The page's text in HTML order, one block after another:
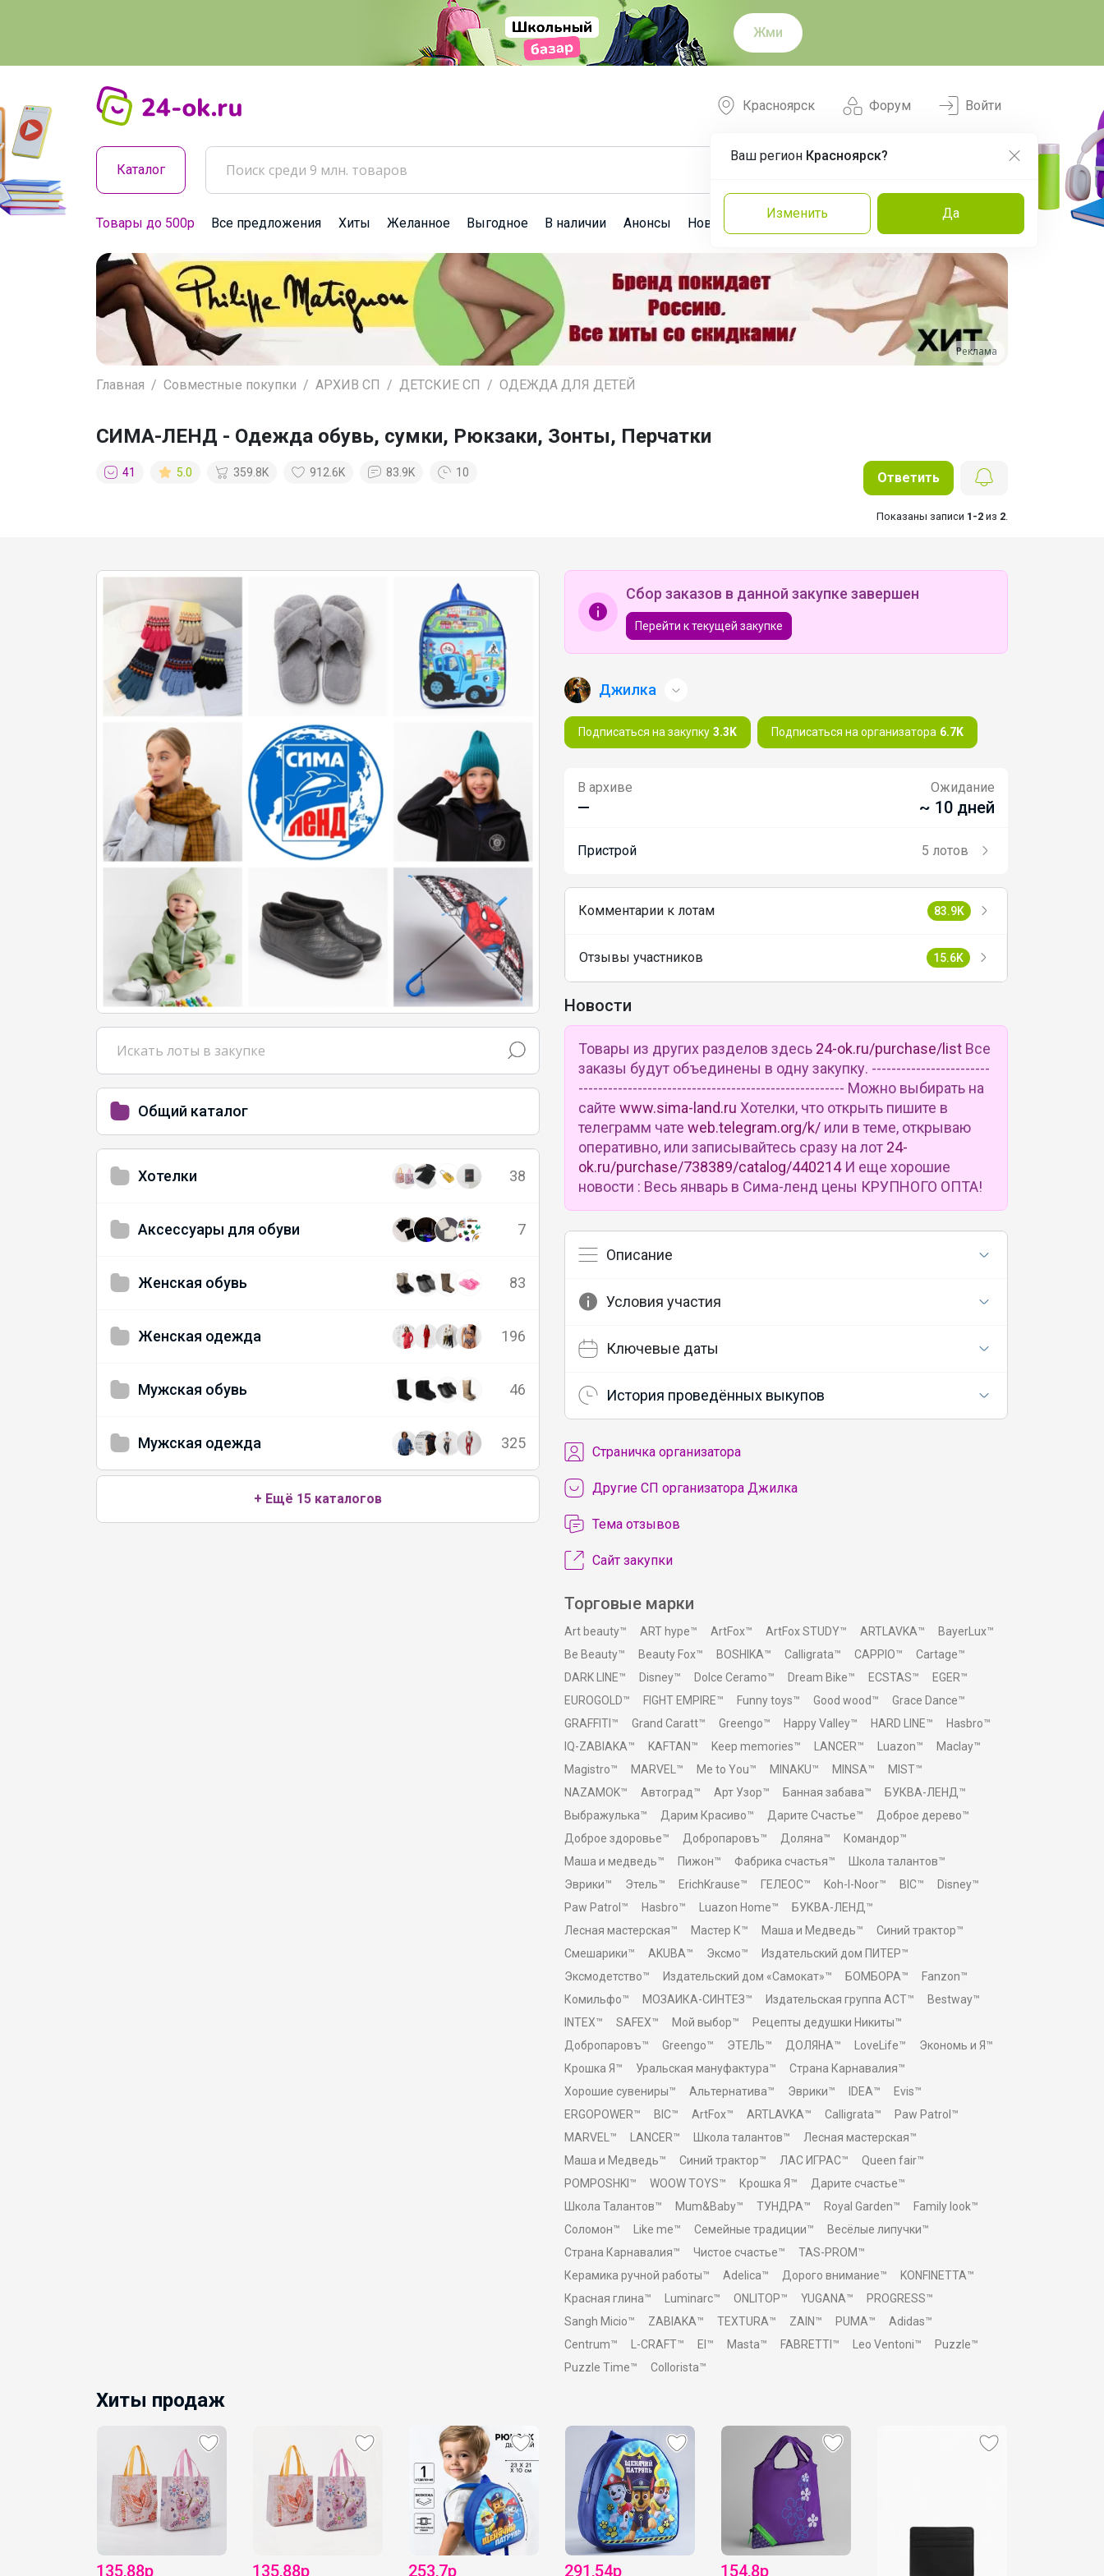
Жми
Форум
Красноярск
Ваш регион Красноярск?
Изменить Да
Войти
Каталог
Товары до 500р Все предложения Хиты Желанное Выгодное В наличии Анонсы Новости Команда Эксперты
Реклама
Главная Совместные покупки АРХИВ СП ДЕТСКИЕ СП ОДЕЖДА ДЛЯ ДЕТЕЙ
СИМА-ЛЕНД - Одежда обувь, сумки, Рюкзаки, Зонты, Перчатки
41 5.0 359.8K 912.6K 83.9K 10 Ответить
Показаны записи 1-2 из 2
Общий каталог
Хотелки 38
Аксессуары для обуви 7
Женская обувь 83
Женская одежда 196
Мужская обувь 46
Мужская одежда 325
+ Ещё 15 каталогов
Сбор заказов в данной закупке завершен
Перейти к текущей закупке
Джилка
Подписаться на закупку 3.3K Подписаться на организатора 6.7K
В архиве
—
Ожидание
~ 10 дней
Пристрой 5 лотов
Комментарии к лотам 83.9K
Отзывы участников 15.6K
Новости
Товары из других разделов здесь 24-ok.ru/purchase/list Все
заказы будут объединены в одну закупку. ------------------------
------------------------------------------------------ Можно выбирать на
сайте www.sima-land.ru Хотелки, что открыть пишите в
телеграмм чате web.telegram.org/k/ или в теме, открываю
оперативно, или записывайтесь сразу на лот 24-
ok.ru/purchase/738389/catalog/440214И еще хорошие
новости : Весь январь в Сима-ленд цены КРУПНОГО ОПТА!
Описание
Условия участия
Ключевые даты
История проведённых выкупов
Cтраничка организатора
Другие СП организатора Джилка
Тема отзывов
Сайт закупки
Торговые марки
Art beauty™ ART hype™ ArtFox™ ArtFox STUDY™ ARTLAVKA™
BayerLux™
Be Beauty™
Beauty Fox™ BOSHIKA™ Calligrata™ CAPPIO™
Cartage™
DARK LINE™
Disney™ Dolce Ceramo™ Dream Bike™ ECSTAS™
EGER™
EUROGOLD™
FIGHT EMPIRE™ Funny toys™ Good wood™
Grace Dance™
GRAFFITI™
Grand Caratt™ Greengo™ Happy Valley™ HARD LINE™
Hasbro™
IQ-ZABIAKA™
KAFTAN™ Keep memories™ LANCER™ Luazon™
Maclay™
Magistro™
MARVEL™ Me to You™ MINAKU™ MINSA™
MIST™
NAZAMOK™
Автоград™ Арт Узор™ Банная забава™
БУКВА-ЛЕНД™
Выбражулька™
Дарим Красиво™ Дарите Счастье™
Доброе дерево™
Доброе здоровье™
Добропаровъ™ Доляна™
Командор™
Маша и медведь™
Пижон™ Фабрика счастья™
Школа талантов™
Эврики™
Этель™ ErichKrause™ ГЕЛЕОС™ Koh-I-Noor™ BIC™
Disney™
Paw Patrol™
Hasbro™ Luazon Home™
БУКВА-ЛЕНД™
Лесная мастерская™
Мастер К™ Маша и Медведь™
Синий трактор™
Смешарики™
AKUBA™ Эксмо™
Издательский дом ПИТЕР™
Эксмодетство™
Издательский дом «Самокат»™ БОМБОРА™
Fanzon™
Комильфо™
МОЗАИКА-СИНТЕЗ™ Издательская группа АСТ™
Bestway™
INTEX™
SAFEX™ Мой выбор™
Рецепты дедушки Никиты™
Добропаровъ™
Greengo™ ЭТЕЛЬ™ ДОЛЯНА™ LoveLife™
Экономь и Я™
Крошка Я™
Уральская мануфактура™
Страна Карнавалия™
Хорошие сувениры™
Альтернатива™ Эврики™ IDEA™
Evis™
ERGOPOWER™
BIC™ ArtFox™ ARTLAVKA™ Calligrata™
Paw Patrol™
MARVEL™
LANCER™ Школа талантов™
Лесная мастерская™
Маша и Медведь™
Синий трактор™ ЛАС ИГРАС™
Queen fair™
POMPOSHKI™
WOOW TOYS™ Крошка Я™
Дарите счастье™
Школа Талантов™
Mum&Baby™ ТУНДРА™ Royal Garden™
Family look™
Соломон™
Like me™ Семейные традиции™
Весёлые липучки™
Страна Карнавалия™
Чистое счастье™
TAS-PROM™
Керамика ручной работы™
Adelica™ Дорого внимание™
KONFINETTA™
Красная глина™
Luminarc™ ONLITOP™ YUGANA™
PROGRESS™
Sangh Micio™
ZABIAKA™ TEXTURA™ ZAIN™ PUMA™
Adidas™
Centrum™
L-CRAFT™ El™ Masta™ FABRETTI™ Leo Ventoni™
Puzzle™
Puzzle Time™
Collorista™
Хиты продаж
135,88р 135,88р 253,7р 291,54р 154,8р